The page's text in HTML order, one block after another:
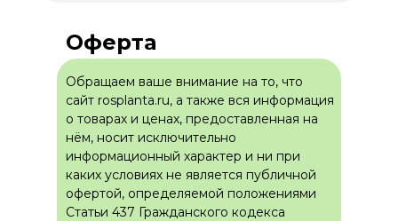
Обращаем ваше внимание на то, что
сайт rosplanta.ru, а также вся информация
о товарах и ценах, предоставленная на
нём, носит исключительно
информационный характер и ни при
каких условиях не является публичной
офертой, определяемой положениями
Статьи 437 Гражданского кодекса
Оферта